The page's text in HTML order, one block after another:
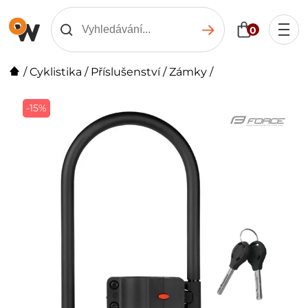
0
/Cyklistika / Příslušenství/Zámky /
-15%